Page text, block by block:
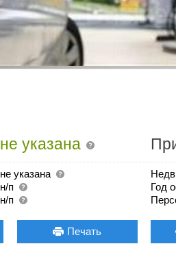
не указана
не указана
н/п
н/п
Год
Печать